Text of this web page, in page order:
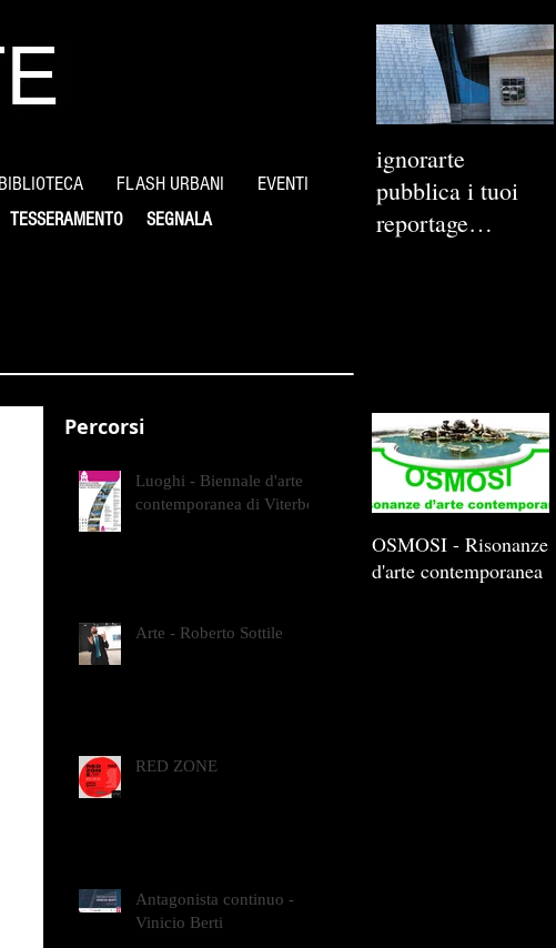
BIBLIOTECA FLASH URBANI EVENTI
SEGNALA
TESSERAMENTO
ignorarte
pubblica i tuoi
reportage
Percorsi
Luoghi - Biennale d'arte
contemporanea di Viterbo
Arte - Roberto Sottile
RED ZONE
Antagonista continuo -
Vinicio Berti
OSMOSI - Risonanze
d'arte contemporanea